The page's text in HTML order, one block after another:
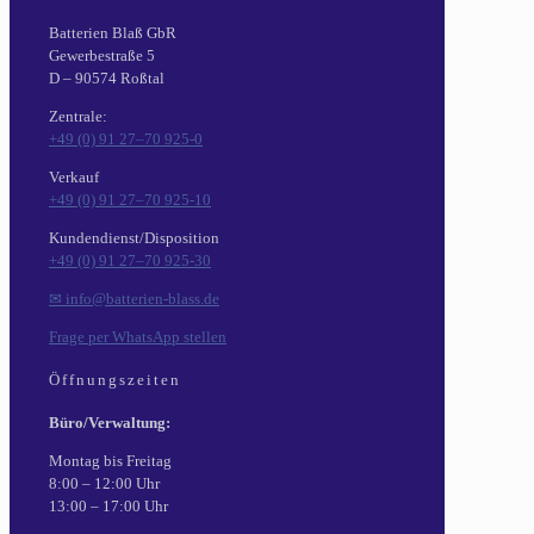
Batterien Blaß GbR
Gewerbestraße 5
D – 90574 Roßtal
Zentrale:
+49 (0) 91 27–70 925-0
Verkauf
+49 (0) 91 27–70 925-10
Kundendienst/Disposition
+49 (0) 91 27–70 925-30
✉ info@batterien-blass.de
Frage per WhatsApp stellen
Öffnungszeiten
Büro/Verwaltung:
Montag bis Freitag
8:00 – 12:00 Uhr
13:00 – 17:00 Uhr